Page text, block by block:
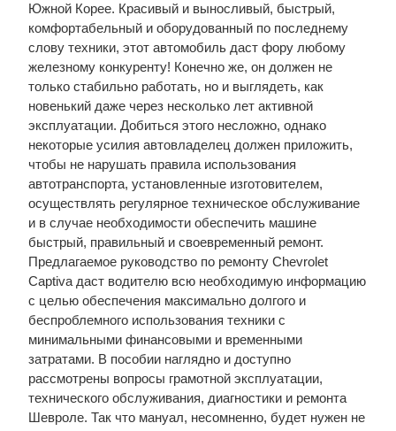
Южной Корее. Красивый и выносливый, быстрый,
комфортабельный и оборудованный по последнему
слову техники, этот автомобиль даст фору любому
железному конкуренту! Конечно же, он должен не
только стабильно работать, но и выглядеть, как
новенький даже через несколько лет активной
эксплуатации. Добиться этого несложно, однако
некоторые усилия автовладелец должен приложить,
чтобы не нарушать правила использования
автотранспорта, установленные изготовителем,
осуществлять регулярное техническое обслуживание
и в случае необходимости обеспечить машине
быстрый, правильный и своевременный ремонт.
Предлагаемое руководство по ремонту Chevrolet
Captiva даст водителю всю необходимую информацию
с целью обеспечения максимально долгого и
беспроблемного использования техники с
минимальными финансовыми и временными
затратами. В пособии наглядно и доступно
рассмотрены вопросы грамотной эксплуатации,
технического обслуживания, диагностики и ремонта
Шевроле. Так что мануал, несомненно, будет нужен не